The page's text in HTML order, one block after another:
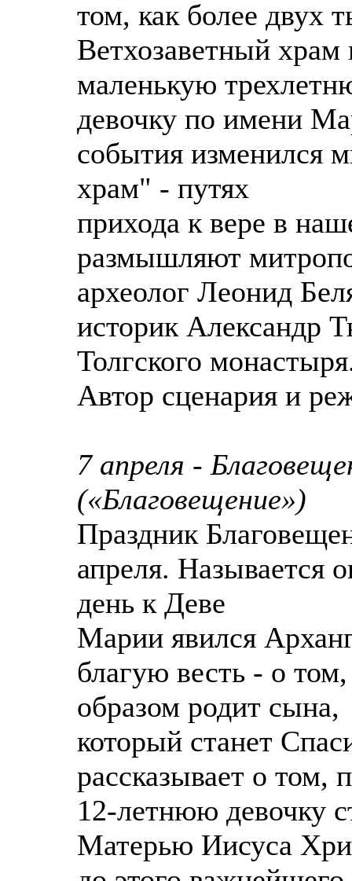
том, как более двух
Ветхозаветный храм
маленькую
девочку по имени
события изменился
храм" - путях
прихода к вере в
размышляют
археолог Леонид
историк Александр
Толгского
Автор сценария и
7 апреля -
(«Благовещение»)
Праздник
апреля. Называется
день к Деве
Марии явился
благую весть - о
образом родит сына,
который станет
рассказывает о том,
12-летнюю девочку
Матерью Иисуса